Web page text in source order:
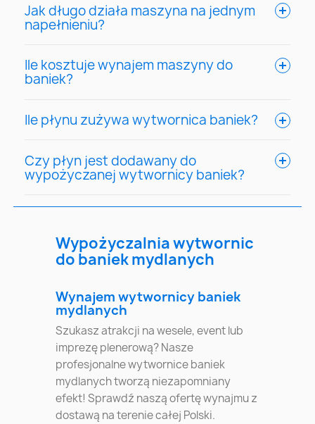
Jak długo działa maszyna na jednym
napełnieniu?
Ile kosztuje wynajem maszyny do
baniek?
Ile płynu zużywa wytwornica baniek?
Czy płyn jest dodawany do
wypożyczanej wytwornicy baniek?
Wypożyczalnia wytwornic
do baniek mydlanych
Wynajem wytwornicy baniek
mydlanych
Szukasz atrakcji na wesele, event lub
imprezę plenerową? Nasze
profesjonalne wytwornice baniek
mydlanych tworzą niezapomniany
efekt! Sprawdź naszą ofertę wynajmu z
dostawą na terenie całej Polski.